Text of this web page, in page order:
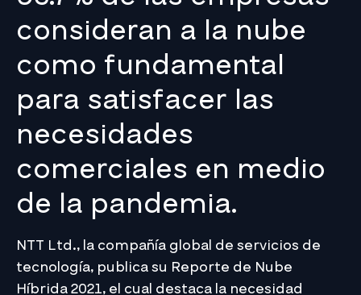
consideran a la nube
como fundamental
para satisfacer las
necesidades
comerciales en medio
de la pandemia.
NTT Ltd., la compañía global de servicios de
tecnología, publica su Reporte de Nube
Híbrida 2021, el cual destaca la necesidad